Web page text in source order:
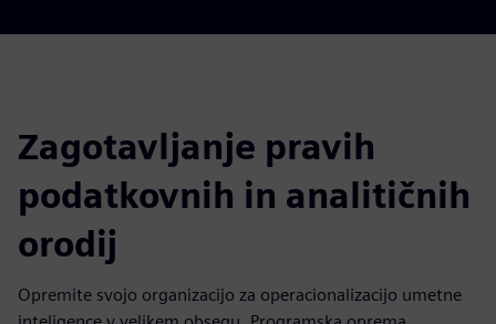
Zagotavljanje pravih
podatkovnih in analitičnih
orodij
Opremite svojo organizacijo za operacionalizacijo umetne